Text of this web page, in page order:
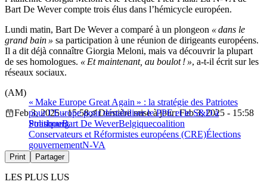
Bart De Wever compte trois élus dans l’hémicycle européen.
Lundi matin, Bart De Wever a comparé à un plongeon « dans le
grand bain » sa participation à une réunion de dirigeants européens.
Il a dit déjà connaître Giorgia Meloni, mais va découvrir la plupart
de ses homologues. « Et maintenant, au boulot ! », a-t-il écrit sur les
réseaux sociaux.
« Make Europe Great Again » : la stratégie des Patriotes
pour l’Europe pour déstabiliser le PPE et le S&D à
Strasbourg
(AM)
Feb 3, 2025 - 15:58
Dernière mise à jour: Feb 3, 2025 - 15:58
PolitiqueBart De WeverBelgiquecoalition
Conservateurs et Réformistes européens (CRE)Élections
gouvernementN-VA
Print Partager
LES PLUS LUS